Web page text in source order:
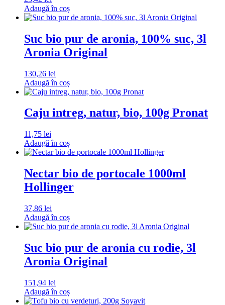
Adaugă în coș
Suc bio pur de aronia, 100% suc, 3l
Aronia Original
130,26 lei
Adaugă în coș
Caju intreg, natur, bio, 100g Pronat
11,75 lei
Adaugă în coș
Nectar bio de portocale 1000ml
Hollinger
37,86 lei
Adaugă în coș
Suc bio pur de aronia cu rodie, 3l
Aronia Original
151,94 lei
Adaugă în coș